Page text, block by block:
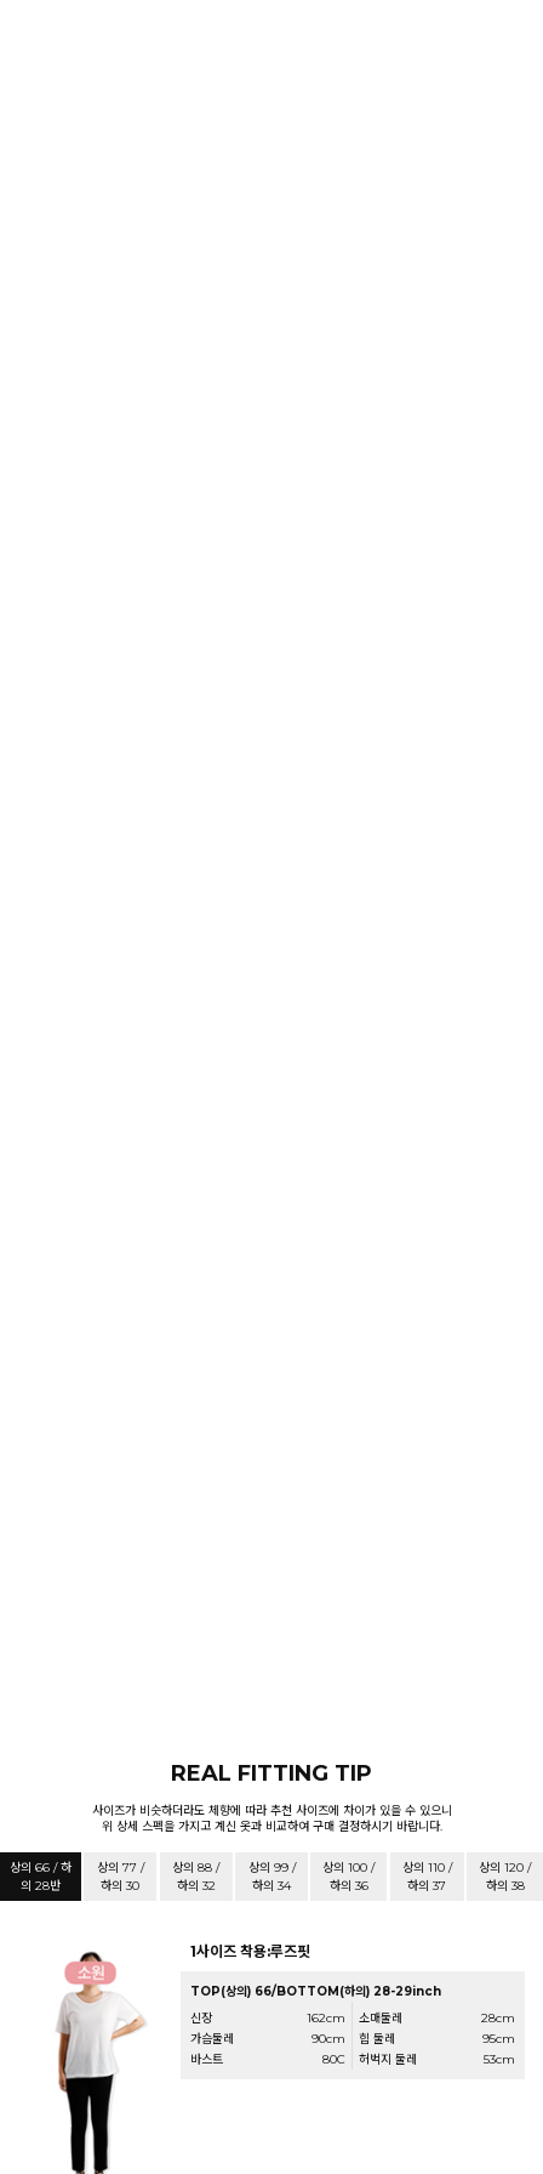
REAL FITTING TIP
사이즈가 비슷하더라도 체향에 따라 추천 사이즈에 차이가 있을 수 있으니
위 상세 스펙을 가지고 계신 옷과 비교하여 구매 결정하시기 바랍니다.
상의 66 / 하
의 28반
상의 77 /
하의 30
상의 88 /
하의 32
상의 99 /
하의 34
상의 100 /
하의 36
상의 110 /
하의 37
상의 120 /
하의 38
1사이즈 착용:루즈핏
TOP(상의) 66/BOTTOM(하의) 28-29inch
신장
162cm
가슴둘레
90cm
바스트
80C
소매둘레
28cm
힙 둘레
95cm
허벅지 둘레
53cm